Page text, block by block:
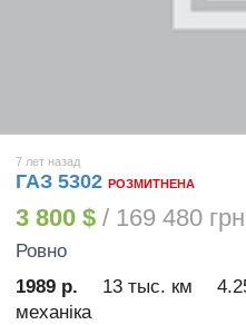
7 лет назад
ГАЗ 5302 РОЗМИТНЕНА
3 800 $ / 169 480 грн
Ровно
1989 р.
13 тыс. км
механіка